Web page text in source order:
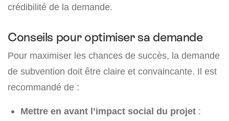
crédibilité de la demande.
Conseils pour optimiser sa demande
Pour maximiser les chances de succès, la demande
de subvention doit être claire et convaincante. Il est
recommandé de :
Mettre en avant l’impact social du projet :